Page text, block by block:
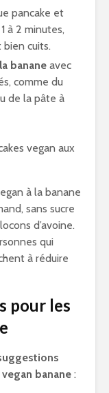
pancake et
à 2 minutes,
bien cuits.
banane avec
comme du
de la pâte à
vegan aux
à la banane
sans sucre
d’avoine.
qui
à réduire
pour les
banane :